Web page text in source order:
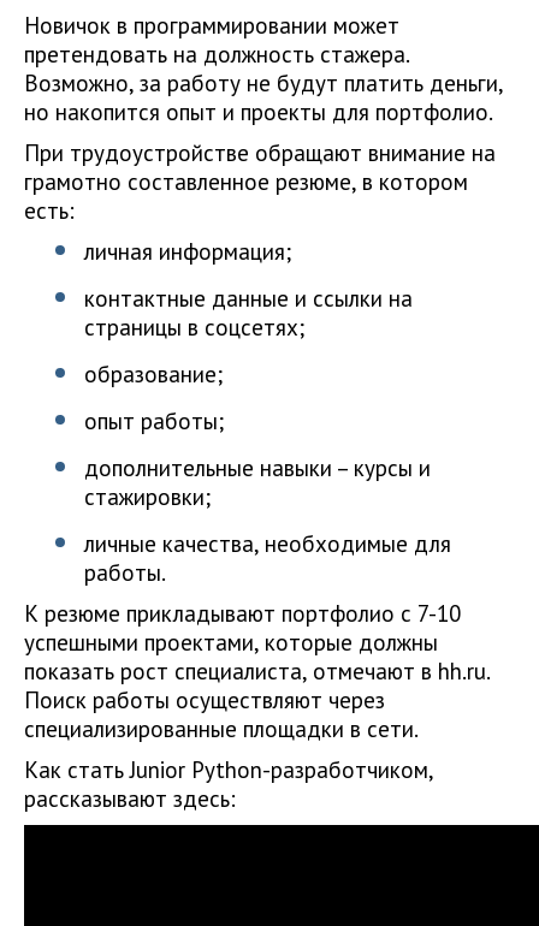
Новичок в программировании может
претендовать на должность стажера.
Возможно, за работу не будут платить деньги,
но накопится опыт и проекты для портфолио.
При трудоустройстве обращают внимание на
грамотно составленное резюме, в котором
есть:
личная информация;
контактные данные и ссылки на
страницы в соцсетях;
образование;
опыт работы;
дополнительные навыки – курсы и
стажировки;
личные качества, необходимые для
работы.
К резюме прикладывают портфолио с 7-10
успешными проектами, которые должны
показать рост специалиста, отмечают в hh.ru.
Поиск работы осуществляют через
специализированные площадки в сети.
Как стать Junior Python-разработчиком,
рассказывают здесь: